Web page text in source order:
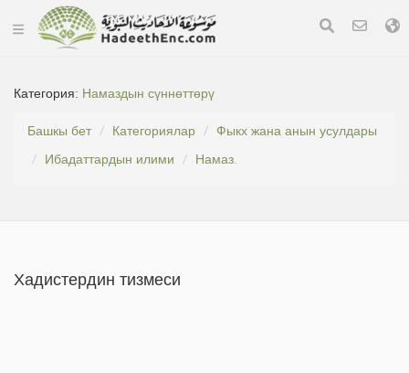
Категория: Намаздын сүннөттөрү
Башкы бет
Категориялар
Фыкх жана анын усулдары
Ибадаттардын илими
Намаз.
Хадистердин тизмеси